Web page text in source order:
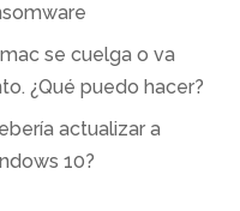
se cuelga o va
¿Qué puedo hacer?
actualizar a
10?